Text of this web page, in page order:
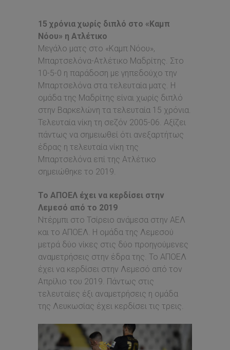
15 χρόνια χωρίς διπλό στο «Καμπ
Νόου» η Ατλέτικο
Μεγάλο ματς στο «Καμπ Νόου»,
Μπαρτσελόνα-Ατλέτικο Μαδρίτης. Στο
10-5-0 η παράδοση με γηπεδούχο την
Μπαρτσελόνα στα τελευταία ματς. Η
ομάδα της Μαδρίτης είναι χωρίς διπλό
στην Βαρκελώνη τα τελευταία 15 χρόνια.
Τελευταία νίκη τη σεζόν 2005-06. Αξίζει
πάντως να σημειωθεί ότι ανεξαρτήτως
έδρας η τελευταία νίκη της
Μπαρτσελόνα επί της Ατλέτικο
σημειώθηκε το 2019.
Το ΑΠΟΕΛ έχει να κερδίσει στην
Λεμεσό από το 2019
Ντέρμπι στο Τσίρειο ανάμεσα στην ΑΕΛ
και το ΑΠΟΕΛ. Η ομάδα της Λεμεσού
μετρά δύο νίκες στις δύο προηγούμενες
αναμετρήσεις στην έδρα της. Το ΑΠΟΕΛ
έχει να κερδίσει στην Λεμεσό από τον
Απρίλιο του 2019. Πάντως στις
τελευταίες έξι αναμετρήσεις η ομάδα
της Λευκωσίας έχει κερδίσει τις τρεις.